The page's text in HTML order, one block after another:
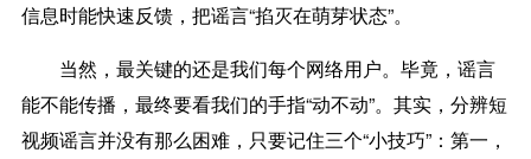
信息时能快速反馈，把谣言“掐灭在萌芽状态”。
当然，最关键的还是我们每个网络用户。毕竟，谣言
能不能传播，最终要看我们的手指“动不动”。其实，分辨短
视频谣言并没有那么困难，只要记住三个“小技巧”：第一，